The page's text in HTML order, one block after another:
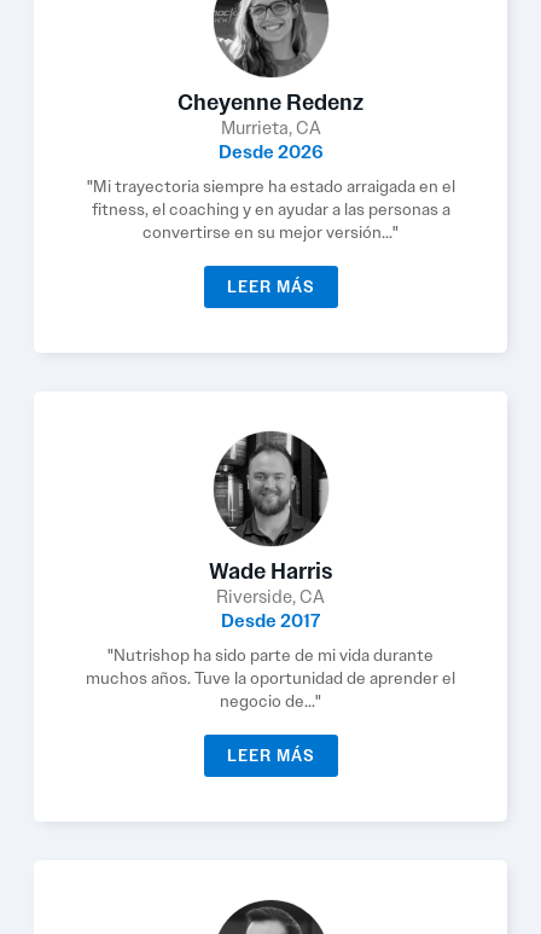
Cheyenne Redenz
Murrieta, CA
Desde 2026
"Mi trayectoria siempre ha estado arraigada en el
fitness, el coaching y en ayudar a las personas a
convertirse en su mejor versión..."
LEER MÁS
Wade Harris
Riverside, CA
Desde 2017
"Nutrishop ha sido parte de mi vida durante
muchos años. Tuve la oportunidad de aprender el
negocio de..."
LEER MÁS